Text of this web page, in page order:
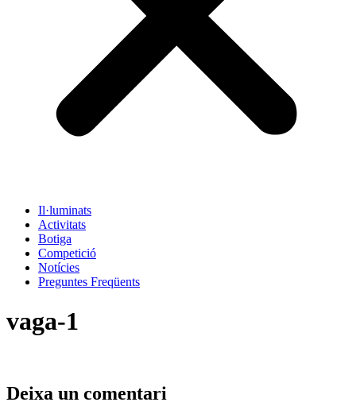
Il·luminats
Activitats
Botiga
Competició
Notícies
Preguntes Freqüents
vaga-1
Deixa un comentari